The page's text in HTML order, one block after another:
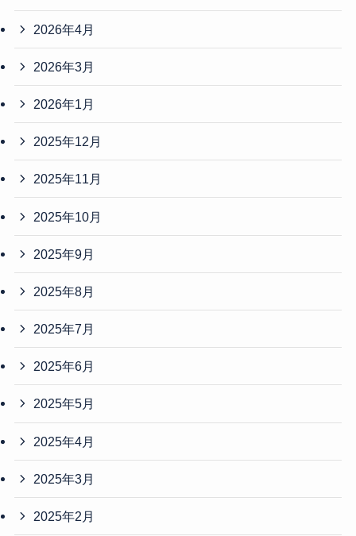
2026年4月
2026年3月
2026年1月
2025年12月
2025年11月
2025年10月
2025年9月
2025年8月
2025年7月
2025年6月
2025年5月
2025年4月
2025年3月
2025年2月